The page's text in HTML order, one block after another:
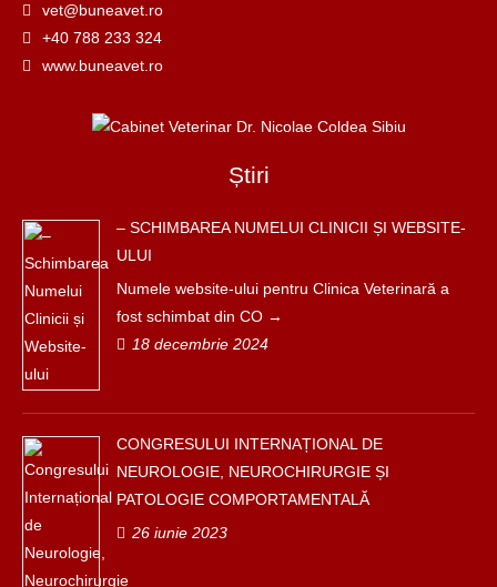
vet@buneavet.ro
+40 788 233 324
www.buneavet.ro
Știri
– SCHIMBAREA NUMELUI CLINICII ȘI WEBSITE-
ULUI
Numele website-ului pentru Clinica Veterinară a
fost schimbat din CO
18 decembrie 2024
CONGRESULUI INTERNAȚIONAL DE
NEUROLOGIE, NEUROCHIRURGIE ȘI
PATOLOGIE COMPORTAMENTALĂ
26 iunie 2023